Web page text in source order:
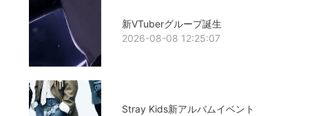
新VTuberグループ誕生
2026-08-08 12:25:07
Stray Kids新アルバムイベント